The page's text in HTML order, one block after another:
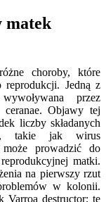
matek
choroby, które
Jedną z
przez
Objawy tej
liczby składanych
takie jak wirus
prowadzić do
matki.
na pierwszy rzut
w kolonii.
Varroa destructor; te